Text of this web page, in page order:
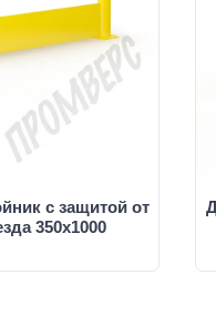
с защитой от
350х1000